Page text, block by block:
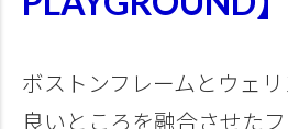
ボストンフレームとウェ
良いところを融合させたフ